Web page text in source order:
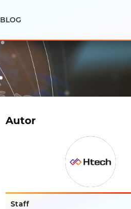
BLOG
Autor
Staff